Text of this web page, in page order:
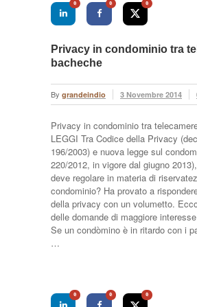
0 0 0
Privacy in condominio tra
bacheche
By grandeindio 3 Novembre 2014
Privacy in condominio tra
LEGGI Tra Codice della Privacy
196/2003) e nuova legge sul
220/2012, in vigore dal giugno
deve regolare in materia di
condominio? Ha provato a
della privacy con un volumetto.
delle domande di maggiore
Se un condòmino è in ritardo con i
…
0 0 0